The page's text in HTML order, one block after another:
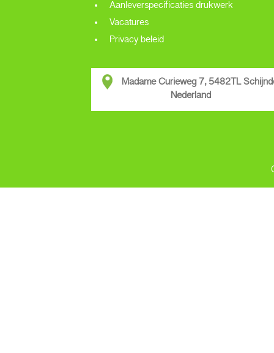
Aanleverspecificaties drukwerk
Vacatures
Privacy beleid
Madame Curieweg 7, 5482TL
Nederland